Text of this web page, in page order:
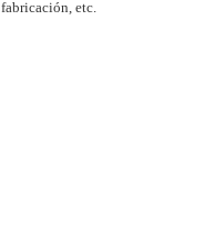
fabricación, etc.